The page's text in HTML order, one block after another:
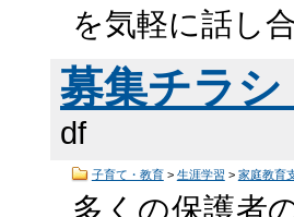
を気軽に話し
募集チラ
df
子育て・教育> 生涯学習 > 家庭教育
多くの保護者